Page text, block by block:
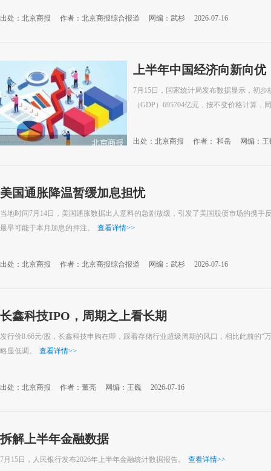
出处：北京商报 作者：北京商报综合报道 网编：武杉 2026-07-16
上半年中国经济向新向优
7月15日，国家统计局发布数据显示，初
（GDP）695704亿元，按不变价格计算，
出处：北京商报 作者： 和岳 网编：王
美国通胀降温暂缓加息担忧
当地时间7月14日，美国通胀数据出人意料的急剧放缓，引发了美国股债市场的携手
最早可能于本月加息的押注。
查看详情>>
出处：北京商报 作者：北京商报综合报道 网编：武杉 2026-07-16
长鑫科技IPO，周期之上看长期
发行价8.66元/股，长鑫科技申购在即，踩着存储行业超级周期的风口，相比此前的“
略显低调。
查看详情>>
出处：北京商报 作者：董亮 网编：王巍 2026-07-16
拆解上半年金融数据
7月15日，人民银行发布2026年上半年金融统计数据报告。 查看详情>>